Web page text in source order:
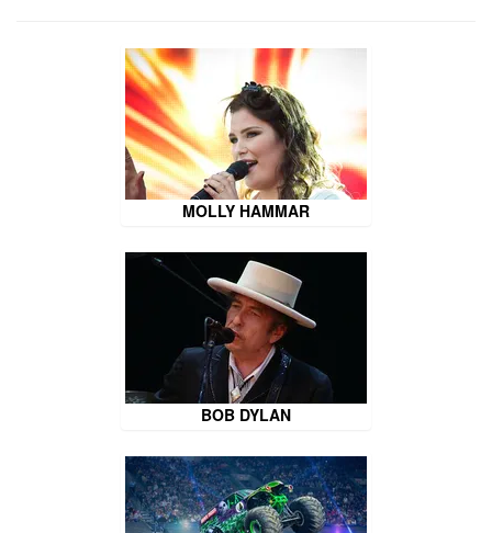
MOLLY HAMMAR
BOB DYLAN